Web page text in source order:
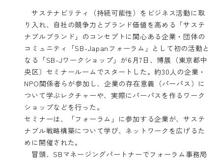
サステナビリティ（持続可能性）をビジネス活動に取
り入れ、自社の競争力とブランド価値を高める「サステ
ナブルブランド」のコンセプトに関心ある企業・団体の
コミュニティ「SB-Japanフォーラム」として初の活動と
なる「SB-Jワークショップ」が6月7日、博展（東京都中
央区）セミナールームでスタートした。約30人の企業・
NPO関係者らが参加し、企業の存在意義（パーパス）に
ついて学ぶレクチャーや、実際にパーパスを作るワーク
ショップなどを行った。
セミナーは、「フォーラム」に参加する企業が、サステ
ナブル戦略構築について学び、ネットワークを広げるた
めに開催された。
冒頭、SBマネージングパートナーでフォーラム事務局